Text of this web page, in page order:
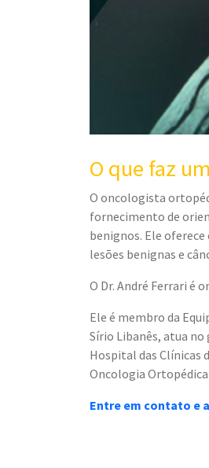
O que faz
O oncologista
fornecimento de
benignos. Ele
lesões benignas e
O Dr. André Ferrari é
Ele é membro da
Sírio Libanês, atua
Hospital das Clínicas
Oncologia
Entre em contato e